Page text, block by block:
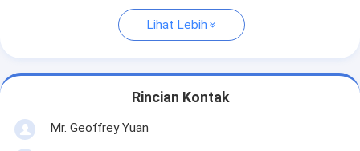
Lihat Lebih
Rincian Kontak
Mr. Geoffrey Yuan